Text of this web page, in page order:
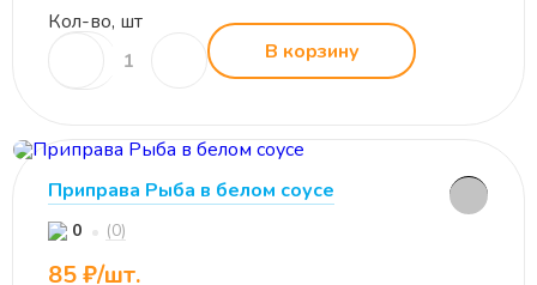
Кол-во, шт
В корзину
Приправа Рыба в белом соусе
0 (0)
85 ₽/шт.